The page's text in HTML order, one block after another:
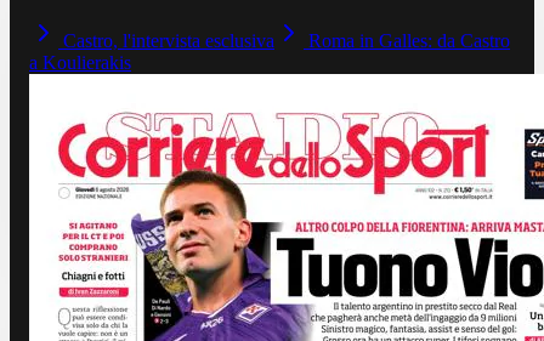
Castro, l'intervista esclusiva
Roma in Galles: da Castro
a Koulierakis